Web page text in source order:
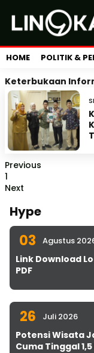
HOME POLITIK &
Keterbukaan
Previous
1
Next
Hype
03 Agustus
Link Download
PDF
26 Juli 2026
Potensi Wisata
Cuma Tinggal